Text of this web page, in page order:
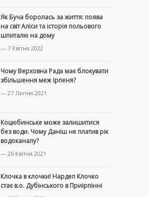
Як Буча боролась за життя: поява
на світ Аліси та історія польового
шпиталю на дому
— 7 Квітня 2022
Чому Верховна Рада має блокувати
збільшення меж Ірпеня?
— 27 Липня 2021
Коцюбинське може залишитися
без води. Чому Даніш не платив рік
водоканалу?
— 26 Квітня 2021
Клочка в клочки! Нардеп Клочко
стає в.о. Дубінського в Приірпінні